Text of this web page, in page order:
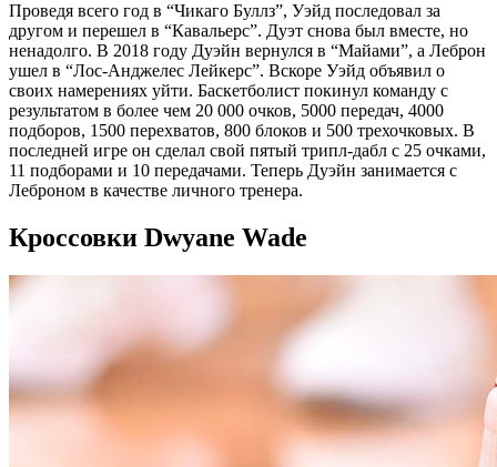
Проведя всего год в “Чикаго Буллз”, Уэйд последовал за
другом и перешел в “Кавальерс”. Дуэт снова был вместе, но
ненадолго. В 2018 году Дуэйн вернулся в “Майами”, а Леброн
ушел в “Лос-Анджелес Лейкерс”. Вскоре Уэйд объявил о
своих намерениях уйти. Баскетболист покинул команду с
результатом в более чем 20 000 очков, 5000 передач, 4000
подборов, 1500 перехватов, 800 блоков и 500 трехочковых. В
последней игре он сделал свой пятый трипл-дабл с 25 очками,
11 подборами и 10 передачами. Теперь Дуэйн занимается с
Леброном в качестве личного тренера.
Кроссовки Dwyane Wade